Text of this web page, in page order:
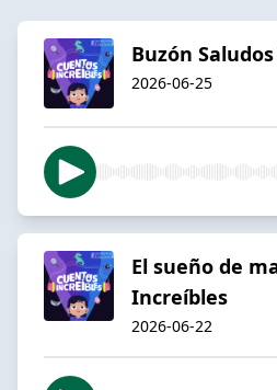
Buzón
2026-06-25
El sueño de
Increíbles
2026-06-22